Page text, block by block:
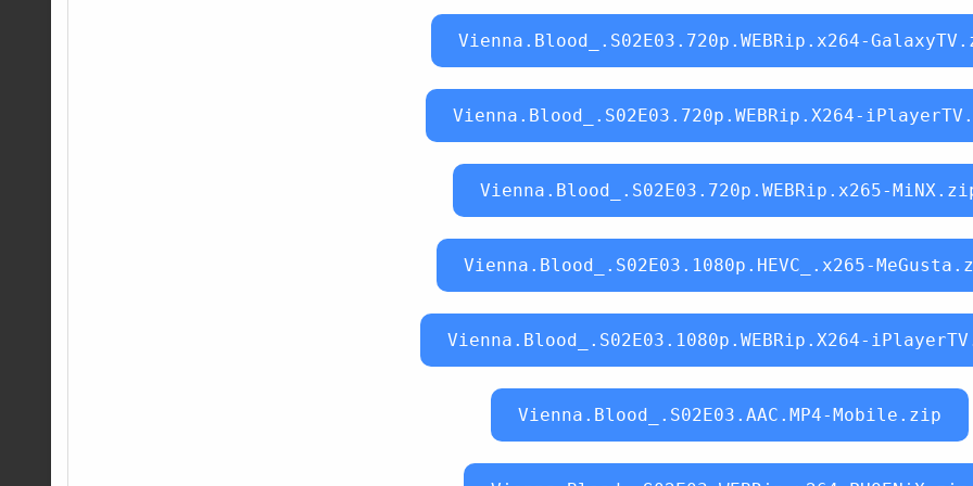
Vienna.Blood_.S02E03.720p.WEBRip.x264-
Vienna.Blood_.S02E03.720p.WEBRip.X264-
Vienna.Blood_.S02E03.720p.WEBRip.x265-
Vienna.Blood_.S02E03.1080p.HEVC_.x265-
Vienna.Blood_.S02E03.1080p.WEBRip.X264-
Vienna.Blood_.S02E03.AAC.MP4-Mobile.zip